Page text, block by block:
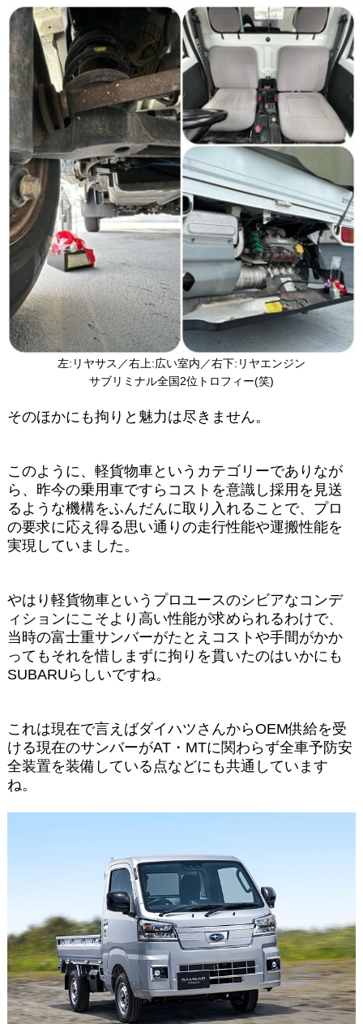
左:リヤサス／右上:広い室内／右下:リヤエンジン
サブリミナル全国2位トロフィー(笑)
そのほかにも拘りと魅力は尽きません。
このように、軽貨物車というカテゴリーでありなが
ら、昨今の乗用車ですらコストを意識し採用を見送
るような機構をふんだんに取り入れることで、プロ
の要求に応え得る思い通りの走行性能や運搬性能を
実現していました。
やはり軽貨物車というプロユースのシビアなコンデ
ィションにこそより高い性能が求められるわけで、
当時の富士重サンバーがたとえコストや手間がかか
ってもそれを惜しまずに拘りを貫いたのはいかにも
SUBARUらしいですね。
これは現在で言えばダイハツさんからOEM供給を受
ける現在のサンバーがAT・MTに関わらず全車予防安
全装置を装備している点などにも共通しています
ね。